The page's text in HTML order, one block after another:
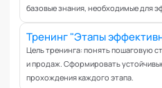
базовые знания, необходимые для
Тренинг "Этапы
Цель тренинга: понять пошаговую
и продаж. Сформировать
прохождения каждого этапа.